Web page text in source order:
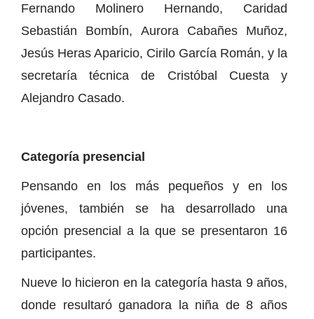
Fernando Molinero Hernando, Caridad
Sebastián Bombín, Aurora Cabañes Muñoz,
Jesús Heras Aparicio, Cirilo García Román, y la
secretaría técnica de Cristóbal Cuesta y
Alejandro Casado.
Categoría presencial
Pensando en los más pequeños y en los
jóvenes, también se ha desarrollado una
opción presencial a la que se presentaron 16
participantes.
Nueve lo hicieron en la categoría hasta 9 años,
donde resultaró ganadora la niña de 8 años